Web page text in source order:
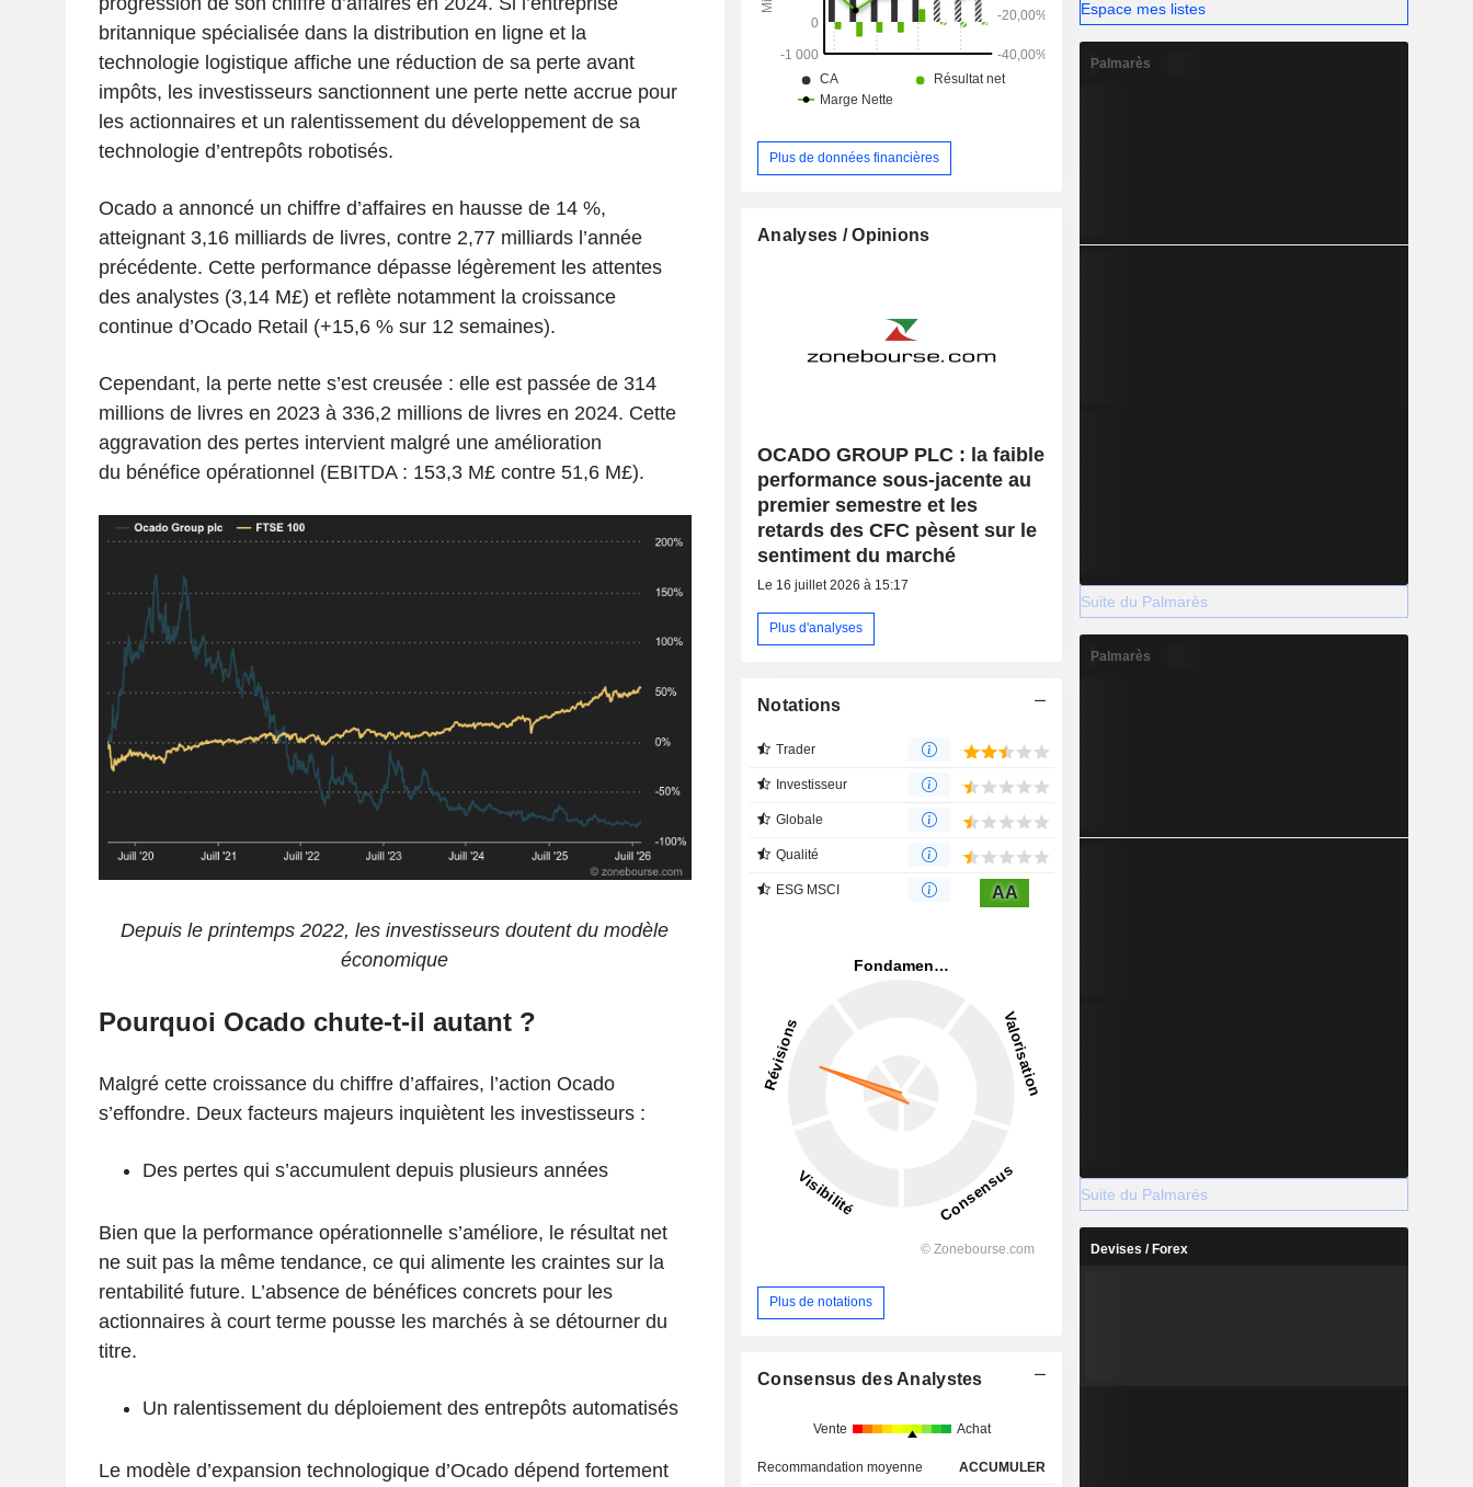
britannique spécialisée dans la distribution en ligne et la
technologie logistique affiche une réduction de sa perte avant
impôts, les investisseurs sanctionnent une perte nette accrue pour
les actionnaires et un ralentissement du développement de sa
technologie d’entrepôts robotisés.
Ocado a annoncé un chiffre d’affaires en hausse de 14 %,
atteignant 3,16 milliards de livres, contre 2,77 milliards l’année
précédente. Cette performance dépasse légèrement les attentes
des analystes (3,14 M£) et reflète notamment la croissance
continue d’Ocado Retail (+15,6 % sur 12 semaines).
Cependant, la perte nette s’est creusée : elle est passée de 314
millions de livres en 2023 à 336,2 millions de livres en 2024. Cette
aggravation des pertes intervient malgré une amélioration
du bénéfice opérationnel (EBITDA : 153,3 M£ contre 51,6 M£).
Depuis le printemps 2022, les investisseurs doutent du modèle
économique
Pourquoi Ocado chute-t-il autant ?
Malgré cette croissance du chiffre d’affaires, l’action Ocado
s’effondre. Deux facteurs majeurs inquiètent les investisseurs :
Des pertes qui s’accumulent depuis plusieurs années
Bien que la performance opérationnelle s’améliore, le résultat net
ne suit pas la même tendance, ce qui alimente les craintes sur la
rentabilité future. L’absence de bénéfices concrets pour les
actionnaires à court terme pousse les marchés à se détourner du
titre.
Un ralentissement du déploiement des entrepôts automatisés
Le modèle d’expansion technologique d’Ocado dépend fortement
de pérenniser leurs opérations logistiques.
Plus de données financières
Analyses / Opinions
OCADO GROUP PLC : la faible
performance sous-jacente au
premier semestre et les
retards des CFC pèsent sur le
sentiment du marché
Le 16 juillet 2026 à 15:17
Plus d'analyses
Notations
Trader
Investisseur
Globale
Qualité
ESG MSCI AA
Plus de notations
Consensus des Analystes
Vente Achat
Recommandation moyenne ACCUMULER
Espace mes listes
Palmarès
Suite du Palmarès
Palmarès
Suite du Palmarès
Devises / Forex